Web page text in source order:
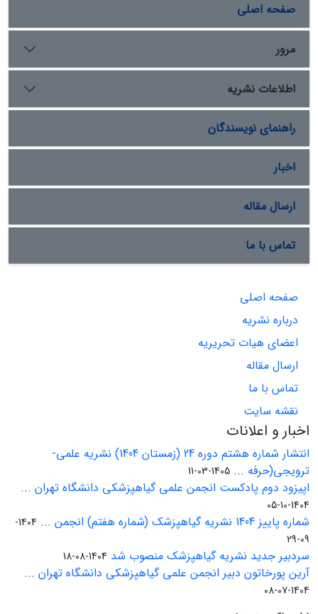
صفحه اصلی
مرور
اطلاعات نشریه
راهنمای نویسندگان
اخبار
ارسال مقاله
تماس با ما
صفحه اصلی
درباره نشریه
اعضای هیات تحریریه
ارسال مقاله
تماس با ما
نقشه سایت
اخبار و اعلانات
انتشار شماره هشتم دوره 24 (زمستان 1404) نشریه علمی-
ترویجی(حرفه ... 1405-03-11
اپیزود دوم پادکست انجمن علمی گیاهپزشکی دانشگاه تهران ...
1404-10-05
شماره پاییز 1404 نشریه گیاهپزشک (شماره هفتم) انجمن ...
1404-
09-29
سردبیر جدید نشریه گیاهپزشک منصوب شد 1404-08-18
آرین پورخاتون دبیر انجمن علمی گیاهپزشکی دانشگاه تهران ...
1404-07-08